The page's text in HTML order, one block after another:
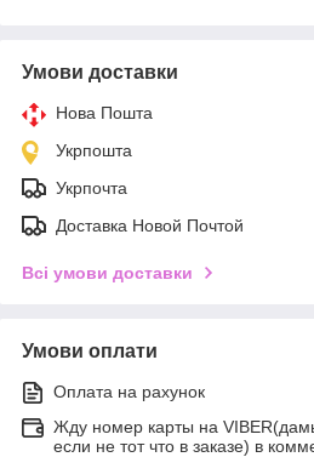
Умови доставки
Нова Пошта
Укрпошта
Укрпочта
Доставка Новой Почтой
Всі умови доставки
Умови оплати
Оплата на рахунок
Жду номер карты на
если не тот что в заказе) в